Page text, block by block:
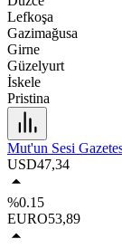
Lefkoşa
Gazimağusa
Girne
Güzelyurt
İskele
Pristina
Mut'un Sesi
USD47,34
%0.15
EURO53,89